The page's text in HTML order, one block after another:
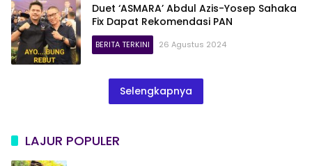
Duet ‘ASMARA’ Abdul Azis-Yosep Sahaka
Fix Dapat Rekomendasi PAN
BERITA TERKINI 26 Agustus 2024
Selengkapnya
LAJUR POPULER